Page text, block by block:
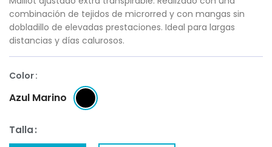
combinación de tejidos de microrred y con mangas sin
dobladillo de elevadas prestaciones. Ideal para largas
distancias y días calurosos.
Color
Azul Marino
Talla